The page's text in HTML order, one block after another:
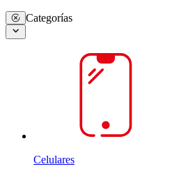
Categorías
Celulares